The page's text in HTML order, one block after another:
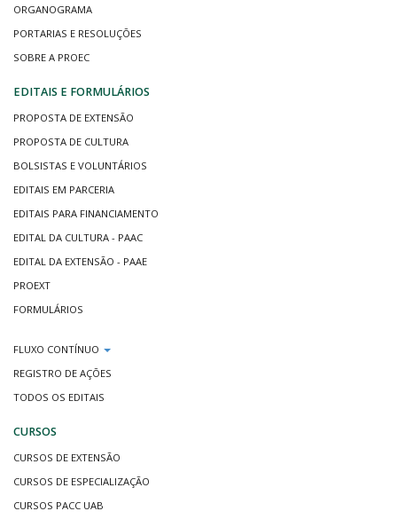
ORGANOGRAMA
PORTARIAS E RESOLUÇÕES
SOBRE A PROEC
EDITAIS E FORMULÁRIOS
PROPOSTA DE EXTENSÃO
PROPOSTA DE CULTURA
BOLSISTAS E VOLUNTÁRIOS
EDITAIS EM PARCERIA
EDITAIS PARA FINANCIAMENTO
EDITAL DA CULTURA - PAAC
EDITAL DA EXTENSÃO - PAAE
PROEXT
FORMULÁRIOS
FLUXO CONTÍNUO
REGISTRO DE AÇÕES
TODOS OS EDITAIS
CURSOS
CURSOS DE EXTENSÃO
CURSOS DE ESPECIALIZAÇÃO
CURSOS PACC UAB